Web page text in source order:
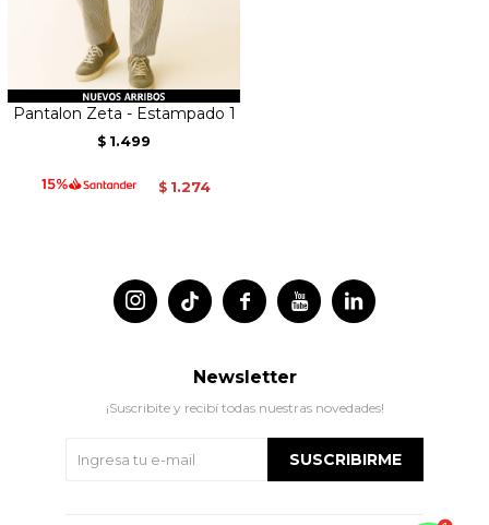
Pantalon Zeta - Estampado 1
$ 1.499
$ 1.274
 
 
Newsletter
¡Suscribite y recibí todas nuestras novedades!
SUSCRIBIRME